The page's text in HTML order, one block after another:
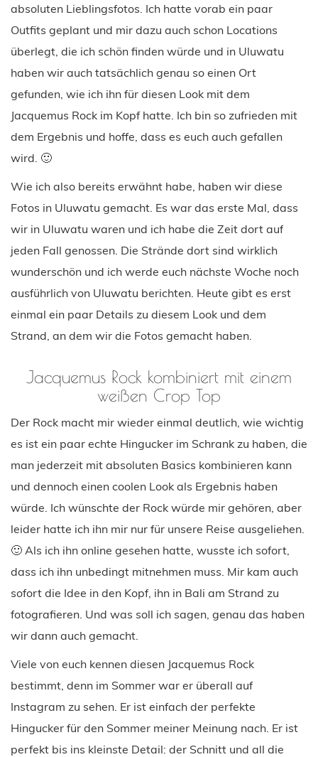
absoluten Lieblingsfotos. Ich hatte vorab ein paar
Outfits geplant und mir dazu auch schon Locations
überlegt, die ich schön finden würde und in Uluwatu
haben wir auch tatsächlich genau so einen Ort
gefunden, wie ich ihn für diesen Look mit dem
Jacquemus Rock im Kopf hatte. Ich bin so zufrieden mit
dem Ergebnis und hoffe, dass es euch auch gefallen
wird. 🙂
Wie ich also bereits erwähnt habe, haben wir diese
Fotos in Uluwatu gemacht. Es war das erste Mal, dass
wir in Uluwatu waren und ich habe die Zeit dort auf
jeden Fall genossen. Die Strände dort sind wirklich
wunderschön und ich werde euch nächste Woche noch
ausführlich von Uluwatu berichten. Heute gibt es erst
einmal ein paar Details zu diesem Look und dem
Strand, an dem wir die Fotos gemacht haben.
Jacquemus Rock kombiniert mit einem
weißen Crop Top
Der Rock macht mir wieder einmal deutlich, wie wichtig
es ist ein paar echte Hingucker im Schrank zu haben, die
man jederzeit mit absoluten Basics kombinieren kann
und dennoch einen coolen Look als Ergebnis haben
würde. Ich wünschte der Rock würde mir gehören, aber
leider hatte ich ihn mir nur für unsere Reise ausgeliehen.
🙂 Als ich ihn online gesehen hatte, wusste ich sofort,
dass ich ihn unbedingt mitnehmen muss. Mir kam auch
sofort die Idee in den Kopf, ihn in Bali am Strand zu
fotografieren. Und was soll ich sagen, genau das haben
wir dann auch gemacht.
Viele von euch kennen diesen Jacquemus Rock
bestimmt, denn im Sommer war er überall auf
Instagram zu sehen. Er ist einfach der perfekte
Hingucker für den Sommer meiner Meinung nach. Er ist
perfekt bis ins kleinste Detail: der Schnitt und all die